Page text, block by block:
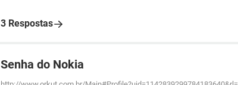
3 Respostas
Senha do Nokia